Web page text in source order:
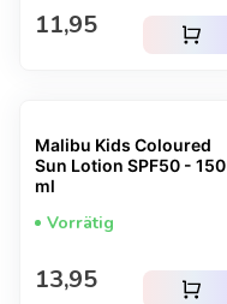
Regulärer Preis
11,95 shopping_cart
Malibu Kids Coloured
Sun Lotion SPF50 - 150
ml
Vorrätig
Regulärer Preis
13,95 shopping_cart